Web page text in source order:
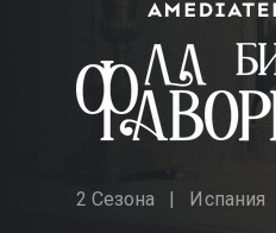
2 Сезона Испания